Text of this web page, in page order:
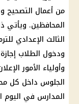
من أعمال التصحيح
المحافظين. ويأتي
ودخول الطلاب
وأولياء الأمور
الجلوس داخل كل
المدارس في اليوم